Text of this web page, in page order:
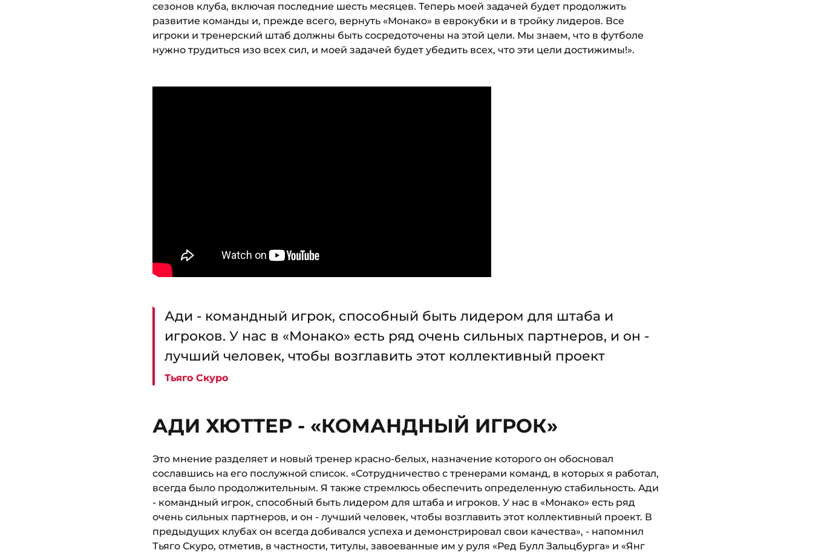
сезонов клуба, включая последние шесть месяцев. Теперь моей задачей будет продолжить
развитие команды и, прежде всего, вернуть «Монако» в еврокубки и в тройку лидеров. Все
игроки и тренерский штаб должны быть сосредоточены на этой цели. Мы знаем, что в футболе
нужно трудиться изо всех сил, и моей задачей будет убедить всех, что эти цели достижимы!».
Ади - командный игрок, способный быть лидером для штаба и
игроков. У нас в «Монако» есть ряд очень сильных партнеров, и он -
лучший человек, чтобы возглавить этот коллективный проект
Тьяго Скуро
АДИ ХЮТТЕР - «КОМАНДНЫЙ ИГРОК»
Это мнение разделяет и новый тренер красно-белых, назначение которого он обосновал
сославшись на его послужной список. «Сотрудничество с тренерами команд, в которых я работал,
всегда было продолжительным. Я также стремлюсь обеспечить определенную стабильность. Ади
- командный игрок, способный быть лидером для штаба и игроков. У нас в «Монако» есть ряд
очень сильных партнеров, и он - лучший человек, чтобы возглавить этот коллективный проект. В
предыдущих клубах он всегда добивался успеха и демонстрировал свои качества», - напомнил
Тьяго Скуро, отметив, в частности, титулы, завоеванные им у руля «Ред Булл Зальцбурга» и «Янг